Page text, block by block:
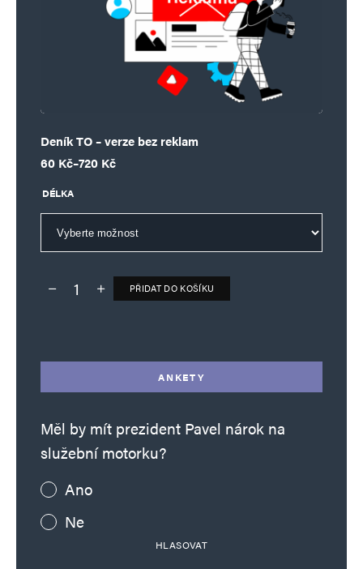
Deník TO – verze bez reklam
60 Kč–720 Kč
Rozpětí cen: 60 Kč až 720 Kč
DÉLKA
Deník TO – verze bez reklam množství
PŘIDAT DO KOŠÍKU
ANKETY
Měl by mít prezident Pavel nárok na
služební motorku?
Ano
Ne
HLASOVAT